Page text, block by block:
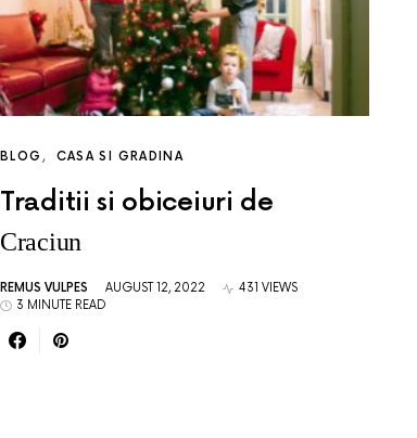
BLOG CASA SI GRADINA
Traditii si obiceiuri de
Craciun
REMUS VULPES AUGUST 12, 2022
431 VIEWS
3 MINUTE READ